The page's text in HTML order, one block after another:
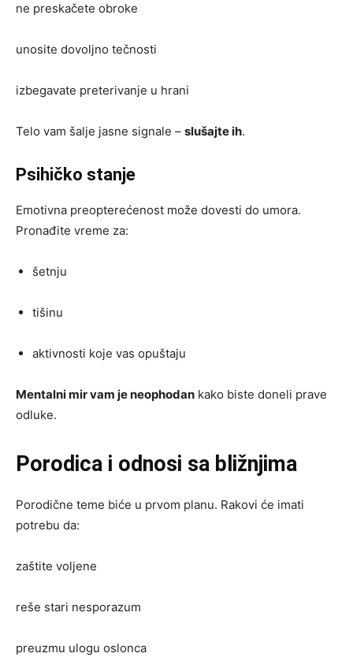
ne preskačete obroke
unosite dovoljno tečnosti
izbegavate preterivanje u hrani
Telo vam šalje jasne signale – slušajte ih.
Psihičko stanje
Emotivna preopterećenost može dovesti do umora.
Pronađite vreme za:
šetnju
tišinu
aktivnosti koje vas opuštaju
Mentalni mir vam je neophodan kako biste doneli prave
odluke.
Porodica i odnosi sa bližnjima
Porodične teme biće u prvom planu. Rakovi će imati
potrebu da:
zaštite voljene
reše stari nesporazum
preuzmu ulogu oslonca